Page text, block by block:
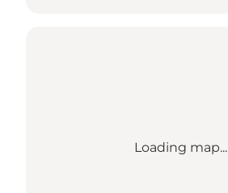
Loading map...